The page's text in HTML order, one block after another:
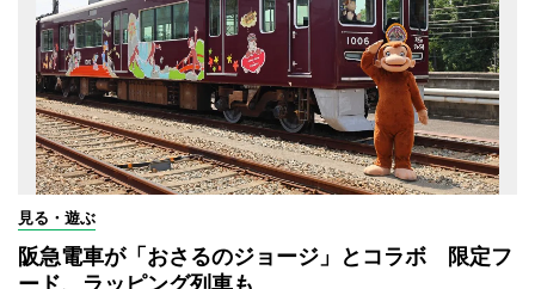
見る・遊ぶ
阪急電車が「おさるのジョージ」とコラボ 限定フ
ード、ラッピング列車も